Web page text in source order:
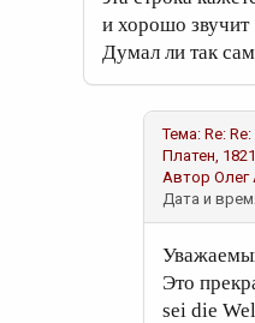
и хорошо звучит
Думал ли так
Тема: Re:
Платен,
Автор Олег
Дата и
Это
sei die